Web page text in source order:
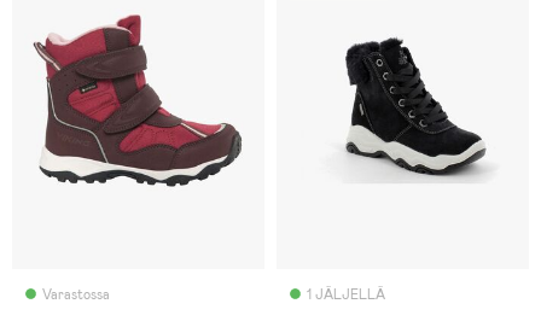
Varastossa 1 JÄLJELLÄ